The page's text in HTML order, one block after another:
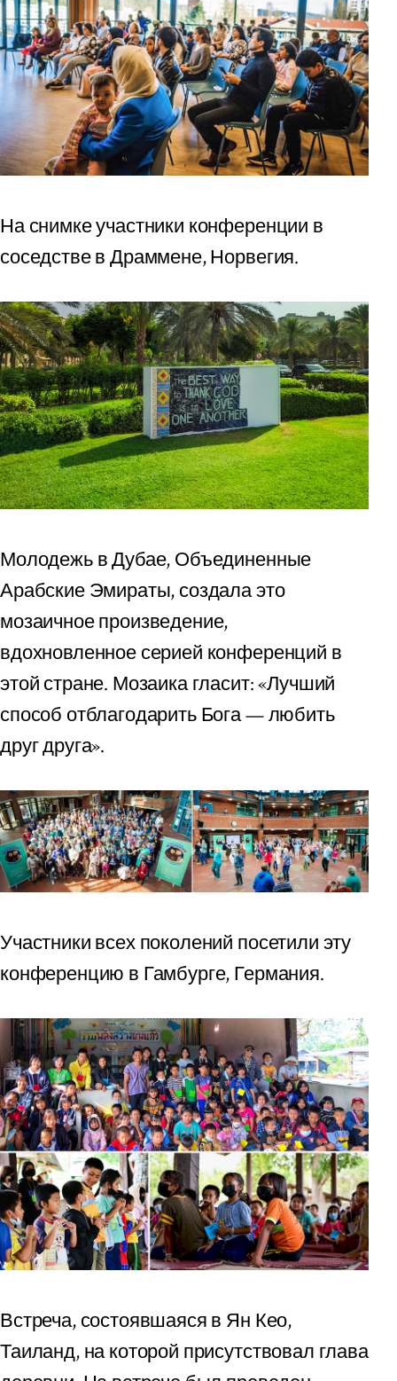
На снимке участники конференции в
соседстве в Драммене, Норвегия.
Молодежь в Дубае, Объединенные
Арабские Эмираты, создала это
мозаичное произведение,
вдохновленное серией конференций в
этой стране. Мозаика гласит: «Лучший
способ отблагодарить Бога — любить
друг друга».
Участники всех поколений посетили эту
конференцию в Гамбурге, Германия.
Встреча, состоявшаяся в Ян Кео,
Таиланд, на которой присутствовал глава